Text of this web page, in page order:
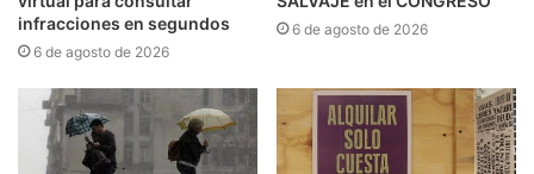
infracciones en segundos
6 de agosto de 2026
6 de agosto de 2026